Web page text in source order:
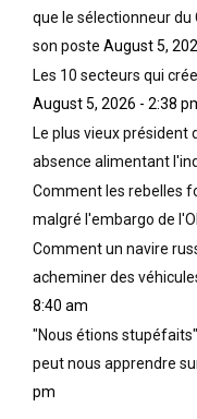
que le sélectionneur du
son poste August 5,
Les 10 secteurs qui
August 5, 2026 - 2:38
Le plus vieux président
absence alimentant
Comment les rebelles
malgré l'embargo de
Comment un navire
acheminer des
8:40 am
"Nous étions
peut nous apprendre
pm